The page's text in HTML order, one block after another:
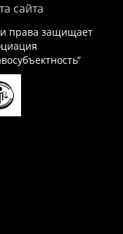
сайта
права защищает